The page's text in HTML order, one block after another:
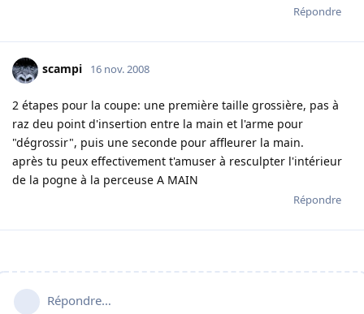
Répondre
scampi 16 nov. 2008
2 étapes pour la coupe: une première taille grossière, pas à
raz deu point d'insertion entre la main et l'arme pour
"dégrossir", puis une seconde pour affleurer la main.
après tu peux effectivement t'amuser à resculpter l'intérieur
de la pogne à la perceuse A MAIN
Répondre
Répondre…